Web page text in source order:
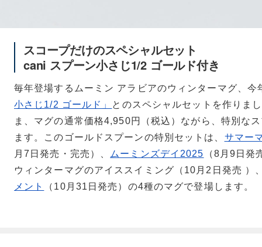
スコープだけのスペシャルセット
cani スプーン小さじ1/2 ゴールド付き
毎年登場するムーミン アラビアのウィンターマグ、今
小さじ1/2 ゴールド」 とのスペシャルセットを作りま
ま、マグの通常価格4,950円（税込）ながら、特別な
ます。このゴールドスプーンの特別セットは、 サマー
月7日発売・完売）、
ムーミンズデイ2025 （8月9日発
ウィンターマグのアイススイミング（10月2日発売 ）
メント
（10月31日発売）の4種のマグで登場します。